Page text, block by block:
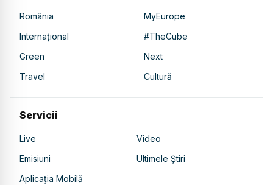
România
MyEurope
Internațional
#TheCube
Green
Next
Travel
Cultură
Servicii
Live
Video
Emisiuni
Ultimele Știri
Aplicația Mobilă